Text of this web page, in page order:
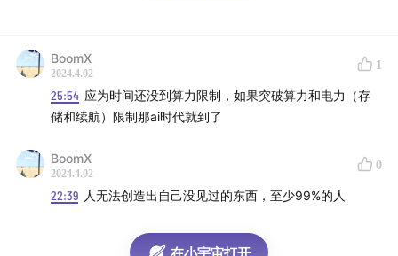
「时间线」
个人变化与大环境：疫情下的股市与制造业挑战
06:17 AI取代真实发生在哪些行业？现状与未来展望
裁员背后的考量：经济环境、公司利润和股东回报
BoomX
2024.4.02
1
25:54 应为时间还没到算力限制，如果突破算力和电力（存
储和续航）限制那ai时代就到了
BoomX
2024.4.02
0
22:39 人无法创造出自己没见过的东西，至少99%的人
在小宇宙打开